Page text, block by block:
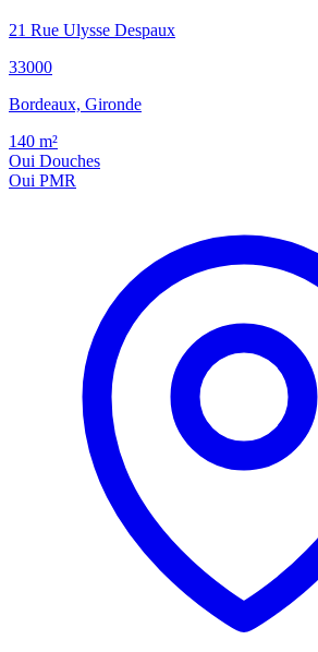
21 Rue Ulysse Despaux
33000
Bordeaux, Gironde
140 m²
Oui Douches
Oui PMR